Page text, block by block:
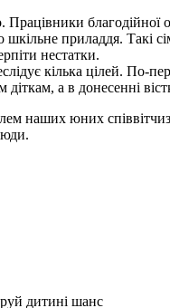
благодійної
приладдя. Такі
нестатки.
кілька цілей. По-
діткам, а в донесенні
наших юних